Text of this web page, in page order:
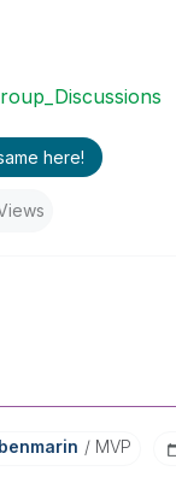
here!
MVP